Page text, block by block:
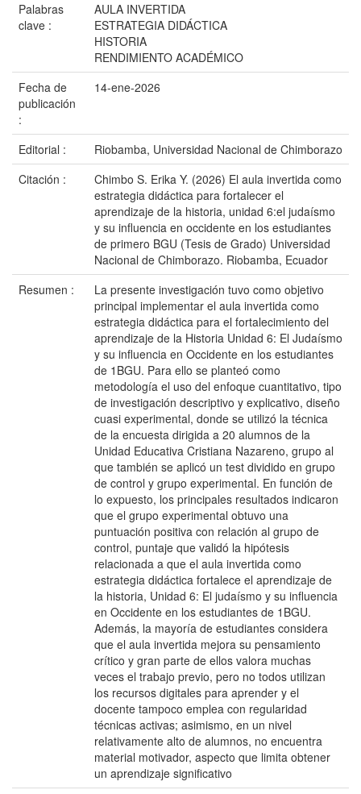
Palabras
clave :
AULA INVERTIDA
ESTRATEGIA DIDÁCTICA
HISTORIA
RENDIMIENTO ACADÉMICO
Fecha de
publicación
:
14-ene-2026
Editorial :
Riobamba, Universidad Nacional de Chimborazo
Citación :
Chimbo S. Erika Y. (2026) El aula invertida como
estrategia didáctica para fortalecer el
aprendizaje de la historia, unidad 6:el judaísmo
y su influencia en occidente en los estudiantes
de primero BGU (Tesis de Grado) Universidad
Nacional de Chimborazo. Riobamba, Ecuador
Resumen :
La presente investigación tuvo como objetivo
principal implementar el aula invertida como
estrategia didáctica para el fortalecimiento del
aprendizaje de la Historia Unidad 6: El Judaísmo
y su influencia en Occidente en los estudiantes
de 1BGU. Para ello se planteó como
metodología el uso del enfoque cuantitativo, tipo
de investigación descriptivo y explicativo, diseño
cuasi experimental, donde se utilizó la técnica
de la encuesta dirigida a 20 alumnos de la
Unidad Educativa Cristiana Nazareno, grupo al
que también se aplicó un test dividido en grupo
de control y grupo experimental. En función de
lo expuesto, los principales resultados indicaron
que el grupo experimental obtuvo una
puntuación positiva con relación al grupo de
control, puntaje que validó la hipótesis
relacionada a que el aula invertida como
estrategia didáctica fortalece el aprendizaje de
la historia, Unidad 6: El judaísmo y su influencia
en Occidente en los estudiantes de 1BGU.
Además, la mayoría de estudiantes considera
que el aula invertida mejora su pensamiento
crítico y gran parte de ellos valora muchas
veces el trabajo previo, pero no todos utilizan
los recursos digitales para aprender y el
docente tampoco emplea con regularidad
técnicas activas; asimismo, en un nivel
relativamente alto de alumnos, no encuentra
material motivador, aspecto que limita obtener
un aprendizaje significativo